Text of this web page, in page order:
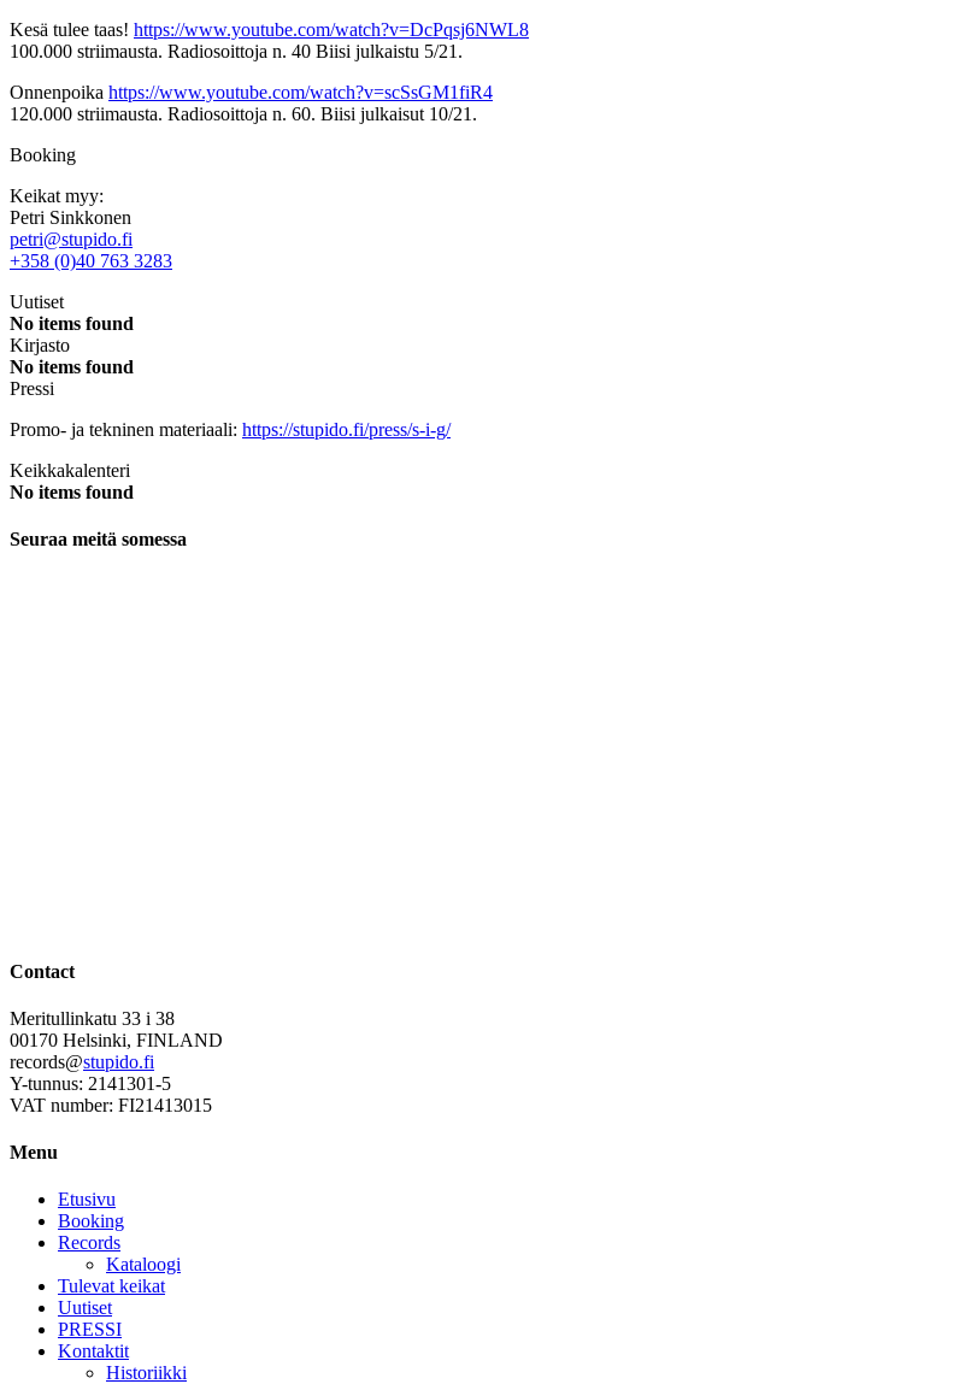
Kesä tulee taas! https://www.youtube.com/watch?v=DcPqsj6NWL8
100.000 striimausta. Radiosoittoja n. 40 Biisi julkaistu 5/21.
Onnenpoika https://www.youtube.com/watch?v=scSsGM1fiR4
120.000 striimausta. Radiosoittoja n. 60. Biisi julkaisut 10/21.
Booking
Keikat myy:
Petri Sinkkonen
petri@stupido.fi
+358 (0)40 763 3283
Uutiset
No items found
Kirjasto
No items found
Pressi
Promo- ja tekninen materiaali: https://stupido.fi/press/s-i-g/
Keikkakalenteri
No items found
Seuraa meitä somessa
Contact
Meritullinkatu 33 i 38
00170 Helsinki, FINLAND
records@stupido.fi
Y-tunnus: 2141301-5
VAT number: FI21413015
Menu
Etusivu
Booking
Records
Kataloogi
Tulevat keikat
Uutiset
PRESSI
Kontaktit
Historiikki